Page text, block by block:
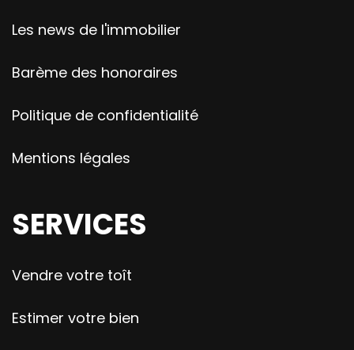
Les news de l'immobilier
Barème des honoraires
Politique de confidentialité
Mentions légales
SERVICES
Vendre votre toît
Estimer votre bien